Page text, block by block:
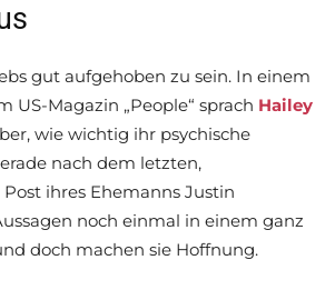
gut aufgehoben zu sein. In einem
US-Magazin „People“ sprach Hailey
wie wichtig ihr psychische
nach dem letzten,
ihres Ehemanns Justin
noch einmal in einem ganz
doch machen sie Hoffnung.